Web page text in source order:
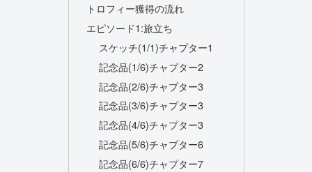
トロフィー獲得の流れ
エピソード1:旅立ち
スケッチ(1/1)チャプター1
記念品(1/6)チャプター2
記念品(2/6)チャプター3
記念品(3/6)チャプター3
記念品(4/6)チャプター3
記念品(5/6)チャプター6
記念品(6/6)チャプター7